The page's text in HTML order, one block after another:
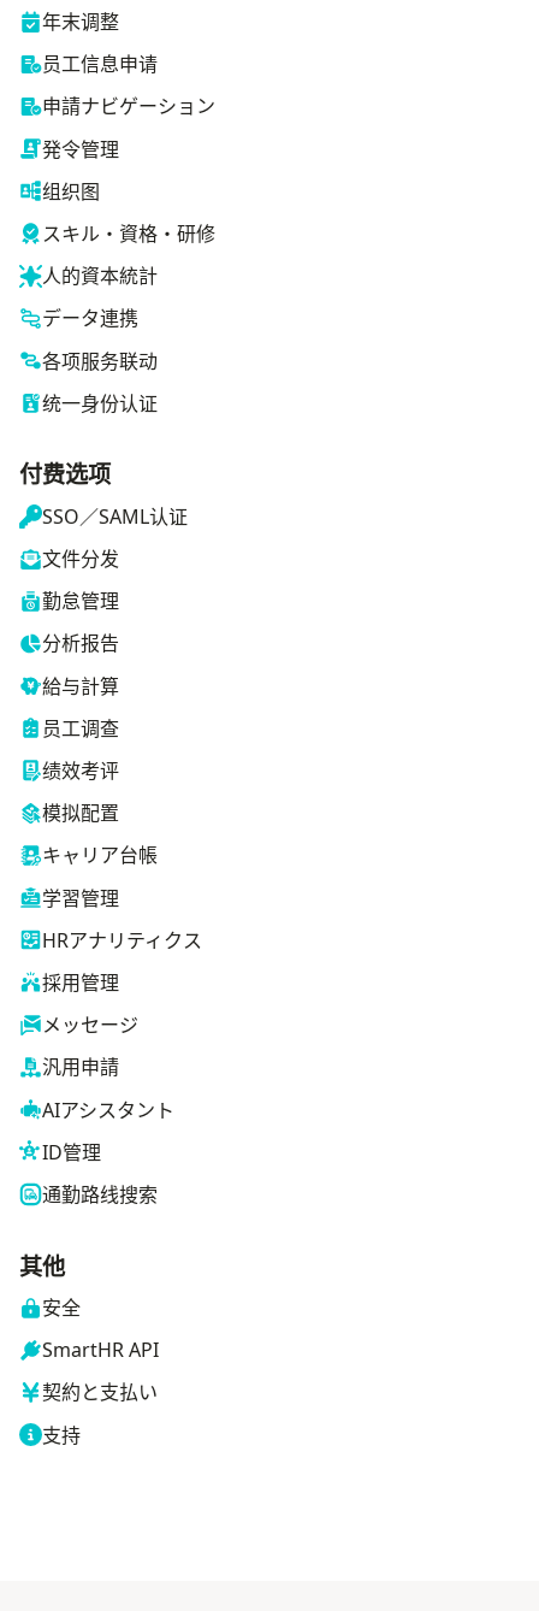
年末调整
员工信息申请
申請ナビゲーション
発令管理
组织图
スキル・資格・研修
人的資本統計
データ連携
各项服务联动
统一身份认证
付费选项
SSO／SAML认证
文件分发
勤怠管理
分析报告
給与計算
员工调查
绩效考评
模拟配置
キャリア台帳
学習管理
HRアナリティクス
採用管理
メッセージ
汎用申請
AIアシスタント
ID管理
通勤路线搜索
其他
安全
SmartHR API
契約と支払い
支持